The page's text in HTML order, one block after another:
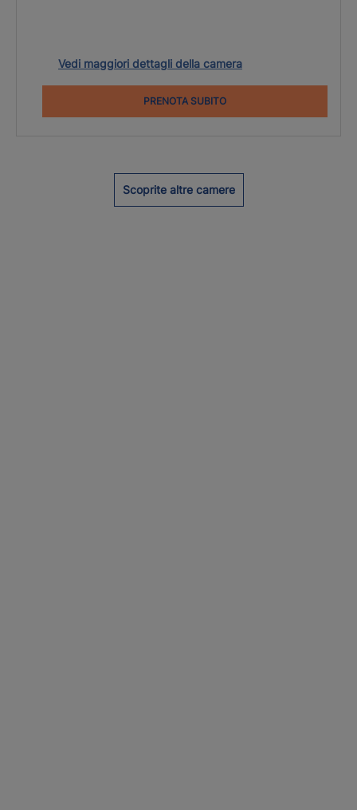
Vedi maggiori dettagli della camera
PRENOTA SUBITO
Scoprite altre camere